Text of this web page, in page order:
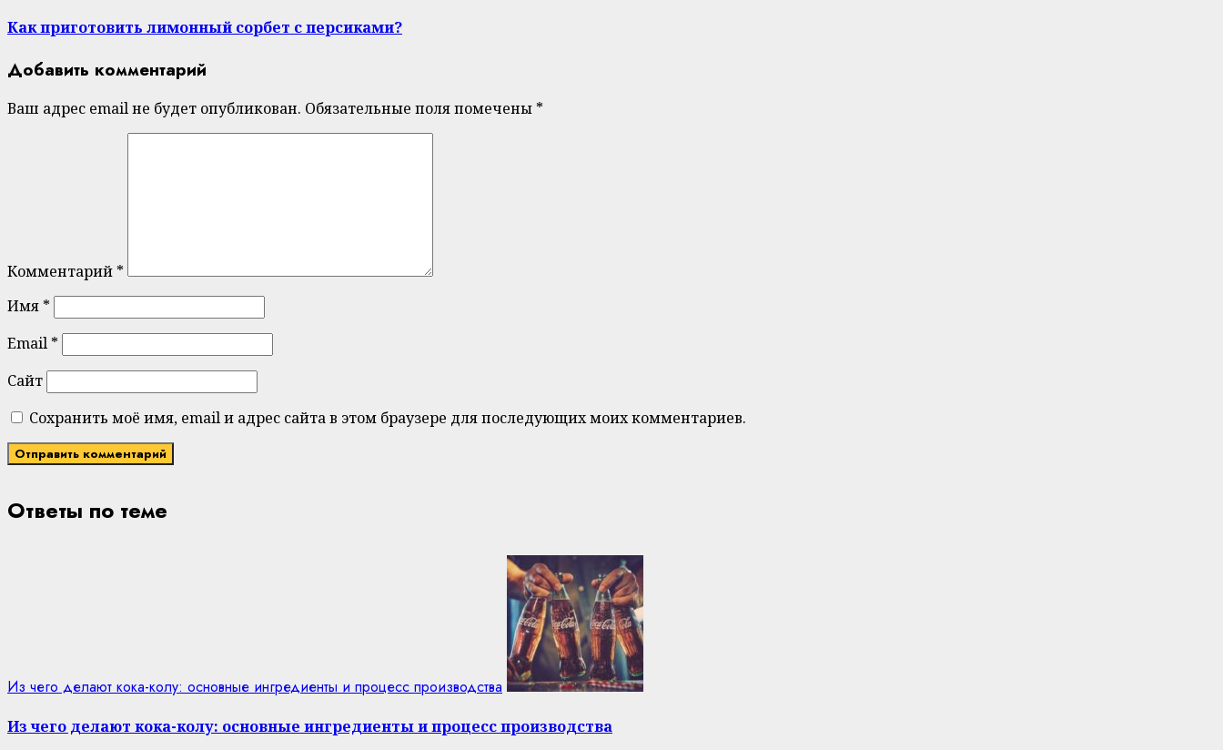
Как приготовить лимонный сорбет с персиками?
Добавить комментарий
Ваш адрес email не будет опубликован. Обязательные поля помечены *
Комментарий *
Имя *
Email *
Сайт
Сохранить моё имя, email и адрес сайта в этом браузере для последующих моих комментариев.
Ответы по теме
Из чего делают кока-колу: основные ингредиенты и процесс производства
Из чего делают кока-колу: основные ингредиенты и процесс производства